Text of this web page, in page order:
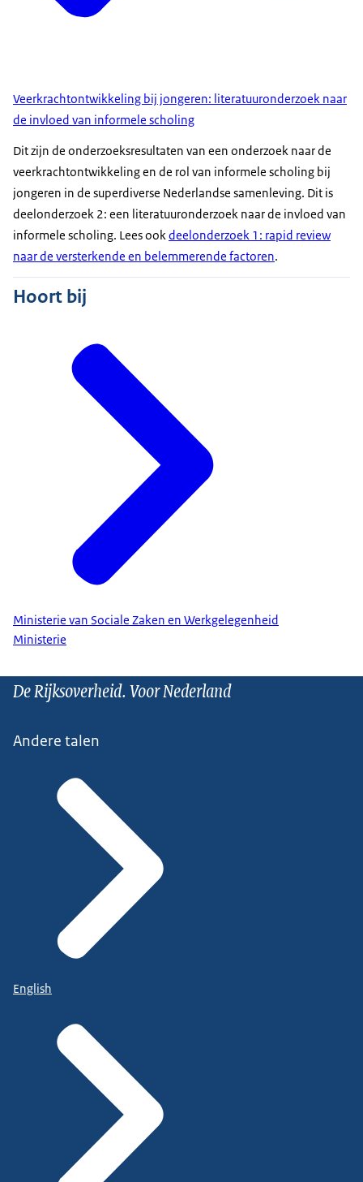
Veerkrachtontwikkeling bij jongeren: literatuuronderzoek naar
de invloed van informele scholing
Dit zijn de onderzoeksresultaten van een onderzoek naar de
veerkrachtontwikkeling en de rol van informele scholing bij
jongeren in de superdiverse Nederlandse samenleving. Dit is
deelonderzoek 2: een literatuuronderzoek naar de invloed van
informele scholing. Lees ookdeelonderzoek 1: rapid review
naar de versterkende en belemmerende factoren.
Hoort bij
Ministerie van Sociale Zaken en Werkgelegenheid
Ministerie
De Rijksoverheid. Voor Nederland
Andere talen
English